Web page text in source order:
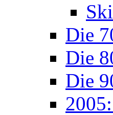
Die
Die
Die